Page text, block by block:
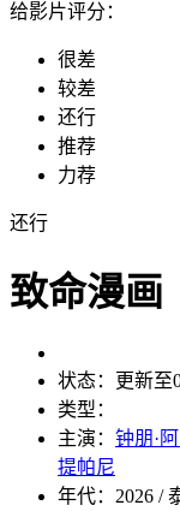
给影片评分：
很差
较差
还行
推荐
力荐
还行
致命漫画
状态：
更新至
类型：
主演： 钟朋·
提帕尼
年代： 2026 /